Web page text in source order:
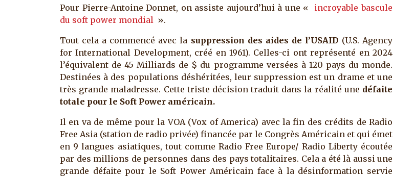
Pour Pierre-Antoine Donnet, on assiste aujourd’hui à une « incroyable bascule
du soft power mondial ».
Tout cela a commencé avec la suppression des aides de l’USAID (U.S. Agency
for International Development, créé en 1961). Celles-ci ont représenté en 2024
l’équivalent de 45 Milliards de $ du programme versées à 120 pays du monde.
Destinées à des populations déshéritées, leur suppression est un drame et une
très grande maladresse. Cette triste décision traduit dans la réalité une défaite
totale pour le Soft Power américain.
Il en va de même pour la VOA (Vox of America) avec la fin des crédits de Radio
Free Asia (station de radio privée) financée par le Congrès Américain et qui émet
en 9 langues asiatiques, tout comme Radio Free Europe/ Radio Liberty écoutée
par des millions de personnes dans des pays totalitaires. Cela a été là aussi une
grande défaite pour le Soft Power Américain face à la désinformation servie